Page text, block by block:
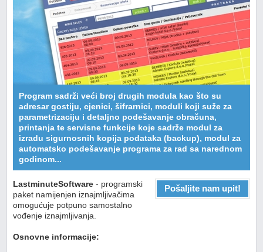
Program sadrži veći broj drugih modula kao što su
adresar gostiju, cjenici, šifrarnici, moduli koji suže za
parametrizaciju i detaljno podešavanje obračuna,
printanja te servisne funkcije koje sadrže modul za
izradu sigurnosnih kopija podataka (backup), modul za
automatsko podešavanje programa za rad sa narednom
godinom...
Pošaljite nam upit!
LastminuteSoftware - programski
paket namijenjen iznajmljivačima
omogućuje potpuno samostalno
vođenje iznajmljivanja.
Osnovne informacije: